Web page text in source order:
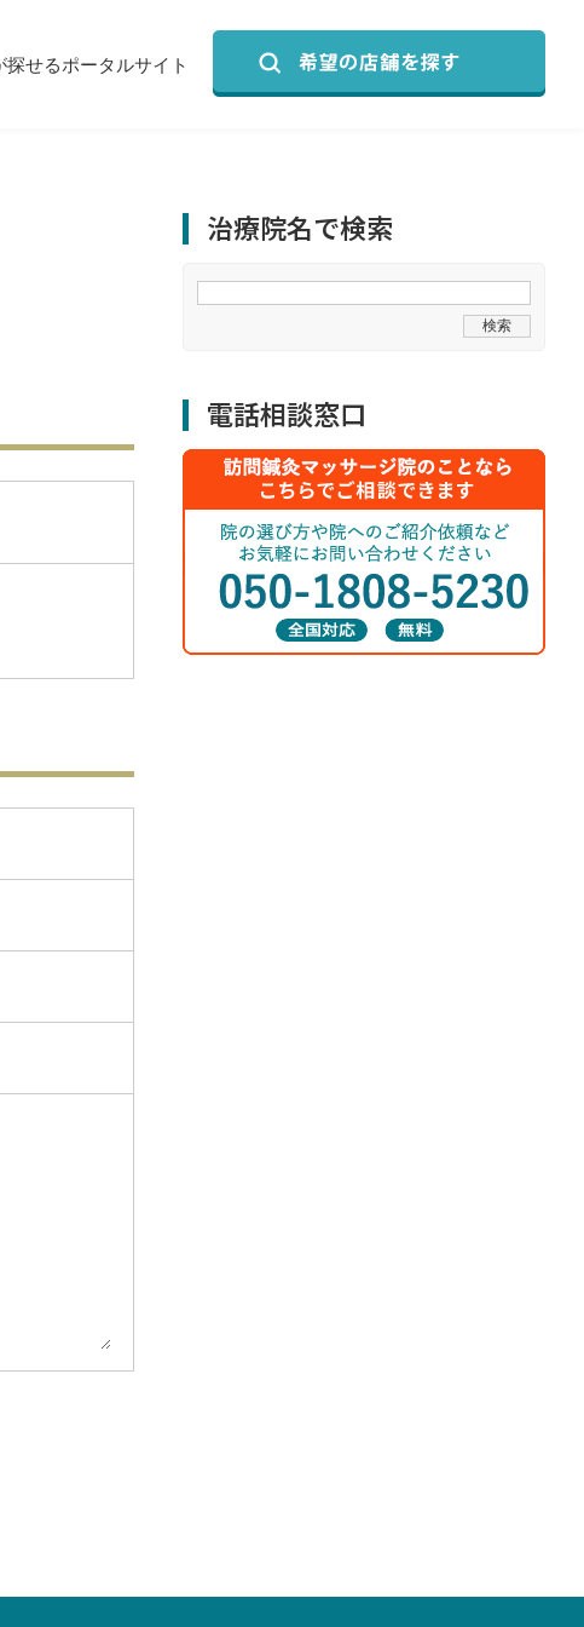
せるポータルサイト
治療院名で検索
電話相談窓口